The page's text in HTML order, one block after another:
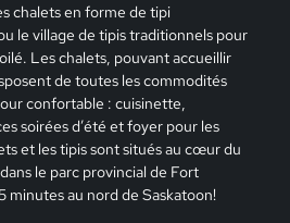
chalets en forme de tipi
le village de tipis traditionnels pour
Les chalets, pouvant accueillir
de toutes les commodités
confortable : cuisinette,
soirées d’été et foyer pour les
et les tipis sont situés au cœur du
le parc provincial de Fort
minutes au nord de Saskatoon!